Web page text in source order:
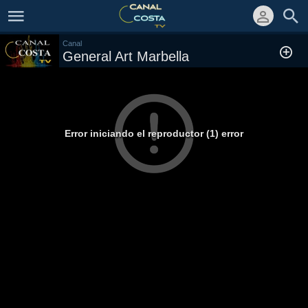
Canal
General Art Marbella
Error iniciando el reproductor (1) error